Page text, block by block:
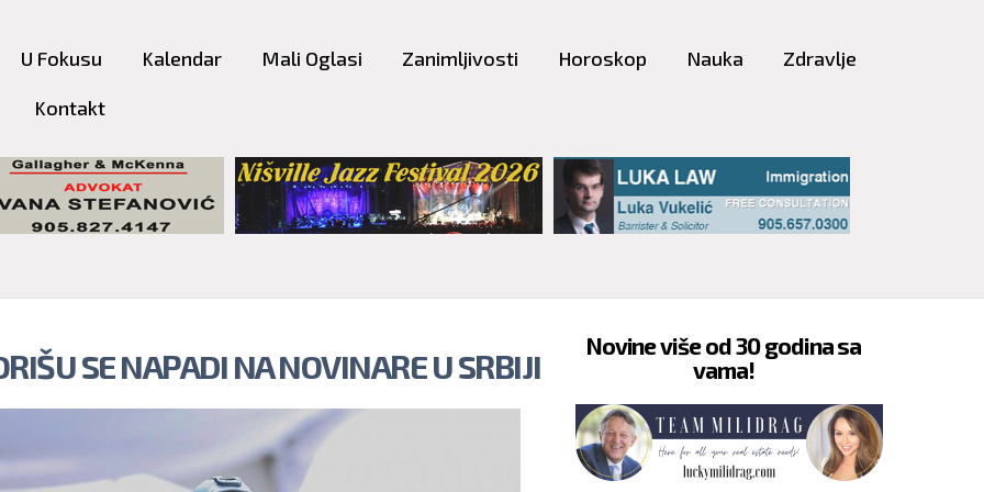
content
U Fokusu Kalendar Mali Oglasi Zanimljivosti Horoskop Nauka Zdravlje
Kontakt
SE NAPADI NA NOVINARE U SRBIJI
Novine više od 30 godina sa
vama!